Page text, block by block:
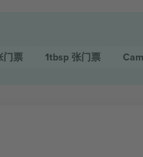
门票 1tbsp 张门票